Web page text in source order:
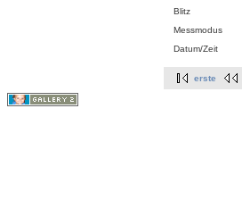
Blitz
Messmodus
Datum/Zeit
erste